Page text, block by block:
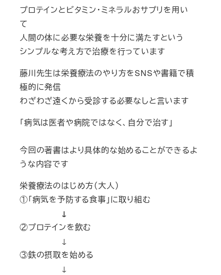
プロテインとビタミン・ミネラルおサプリを用い
て
人間の体に必要な栄養を十分に満たすという
シンプルな考え方で治療を行っています
藤川先生は栄養療法のやり方をSNSや書籍で積
極的に発信
わざわざ遠くから受診する必要なしと言います
「病気は医者や病院ではなく、自分で治す」
今回の著書はより具体的な始めることができるよ
うな内容です
栄養療法のはじめ方（大人）
①「病気を予防する食事」に取り組む
↓
②プロテインを飲む
↓
③鉄の摂取を始める
↓